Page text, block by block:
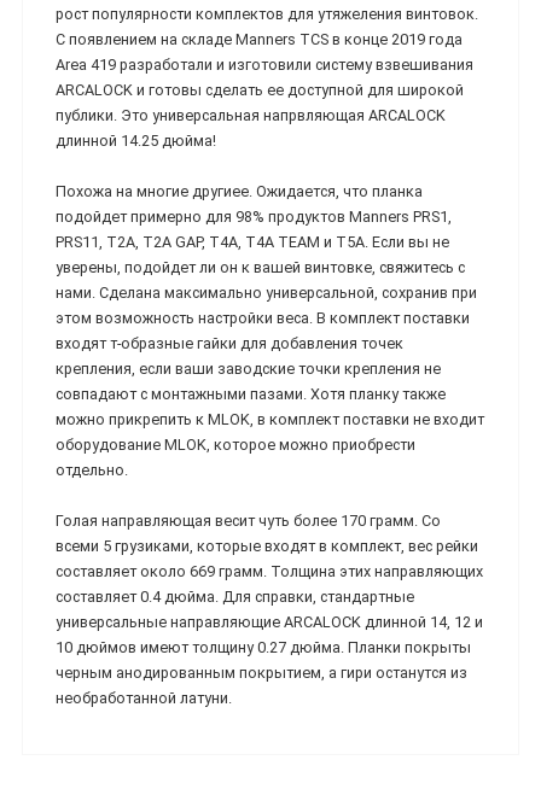
рост популярности комплектов для утяжеления винтовок.
С появлением на складе Manners TCS в конце 2019 года
Area 419 разработали и изготовили систему взвешивания
ARCALOCK и готовы сделать ее доступной для широкой
публики. Это универсальная напрвляющая ARCALOCK
длинной 14.25 дюйма!
Похожа на многие другиее. Ожидается, что планка
подойдет примерно для 98% продуктов Manners PRS1,
PRS11, T2A, T2A GAP, T4A, T4A TEAM и T5A. Если вы не
уверены, подойдет ли он к вашей винтовке, свяжитесь с
нами. Сделана максимально универсальной, сохранив при
этом возможность настройки веса. В комплект поставки
входят т-образные гайки для добавления точек
крепления, если ваши заводские точки крепления не
совпадают с монтажными пазами. Хотя планку также
можно прикрепить к MLOK, в комплект поставки не входит
оборудование MLOK, которое можно приобрести
отдельно.
Голая направляющая весит чуть более 170 грамм. Со
всеми 5 грузиками, которые входят в комплект, вес рейки
составляет около 669 грамм. Толщина этих направляющих
составляет 0.4 дюйма. Для справки, стандартные
универсальные направляющие ARCALOCK длинной 14, 12 и
10 дюймов имеют толщину 0.27 дюйма. Планки покрыты
черным анодированным покрытием, а гири останутся из
необработанной латуни.